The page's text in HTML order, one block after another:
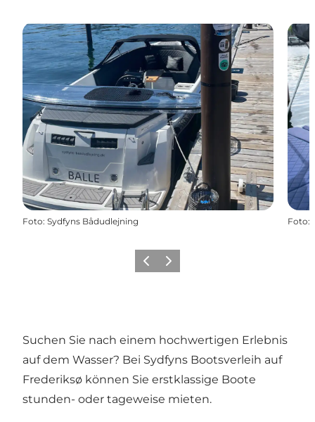
Foto: Sydfyns Bådudlejning Foto:
ZurückWeiter
Suchen Sie nach einem hochwertigen Erlebnis
auf dem Wasser? Bei Sydfyns Bootsverleih auf
Frederiksø können Sie erstklassige Boote
stunden- oder tageweise mieten.